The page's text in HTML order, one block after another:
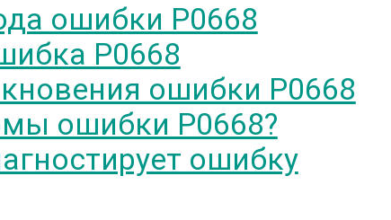
ошибки P0668
P0668
ошибки P0668
ошибки P0668?
ошибку